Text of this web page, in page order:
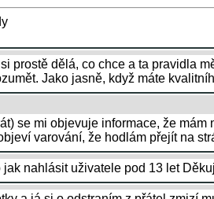
prostě dělá, co chce a ta pravidla
Jako jasně, když máte
se mi objevuje informace, že
varování, že hodlám přejít na
jak nahlásit uživatele pod 13 let